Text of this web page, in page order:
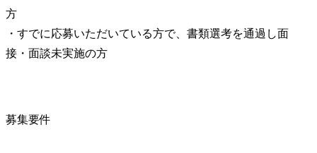
方
・すでに応募いただいている方で、書類選考を通過し面
接・面談未実施の方
募集要件